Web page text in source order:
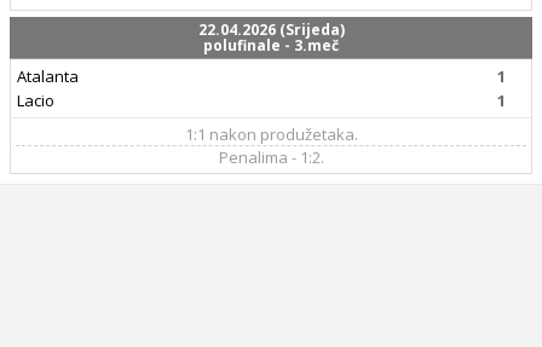
22.04.2026 (Srijeda)
polufinale - 3.meč
Atalanta
Lacio
1
1
1:1 nakon produžetaka.
Penalima - 1:2.